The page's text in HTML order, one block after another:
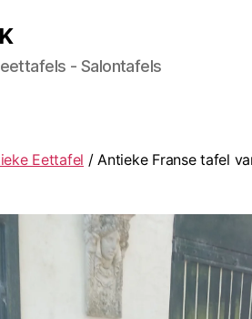
- Salontafels
Eettafel / Antieke Franse tafel